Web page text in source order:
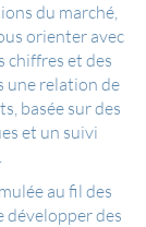
du marché,
orienter avec
chiffres et des
une relation de
basée sur des
et un suivi
au fil des
développer des